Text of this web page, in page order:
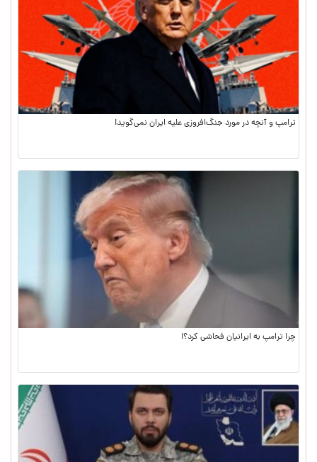
ترامپ و آنچه در مورد جنگ‌افروزی علیه ایران نمی‌گوید!
چرا ترامپ به ایرانیان فحاشی کرد؟!